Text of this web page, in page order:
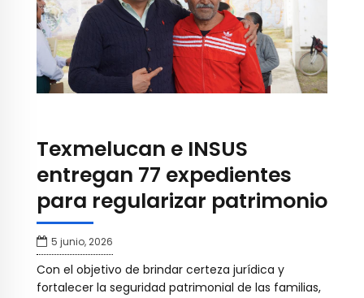
Texmelucan e INSUS
entregan 77 expedientes
para regularizar patrimonio
5 junio, 2026
Con el objetivo de brindar certeza jurídica y
fortalecer la seguridad patrimonial de las familias,